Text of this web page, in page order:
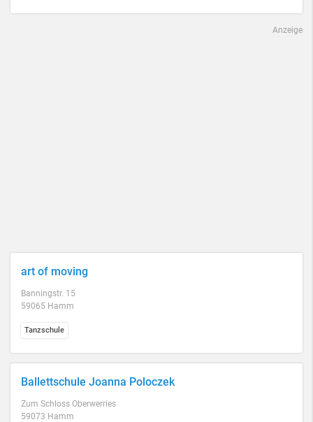
Anzeige
art of moving
Banningstr. 15
59065 Hamm
Tanzschule
Ballettschule Joanna Poloczek
Zum Schloss Oberwerries
59073 Hamm